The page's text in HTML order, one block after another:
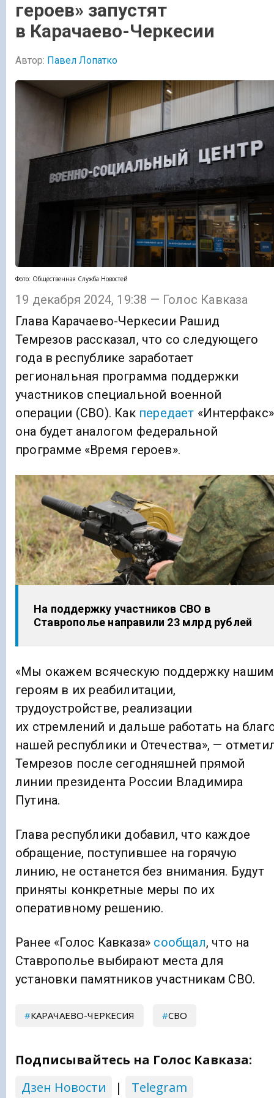
героев» запустят
в Карачаево-Черкесии
Автор: Павел Лопатко
Фото: Общественная Служба Новостей
19 декабря 2024, 19:38 — Голос Кавказа
Глава Карачаево-Черкесии Рашид
Темрезов рассказал, что со следующего
года в республике заработает
региональная программа поддержки
участников специальной военной
операции (СВО). Как передает
она будет аналогом федеральной
программе «Время героев».
На поддержку участников СВО в
Ставрополье направили 23 млрд рублей
«Мы окажем всяческую поддержку нашим
героям в их реабилитации,
трудоустройстве, реализации
их стремлений и дальше работать на
нашей республики и Отечества», —
Темрезов после сегодняшней прямой
линии президента России Владимира
Путина.
Глава республики добавил, что каждое
обращение, поступившее на горячую
линию, не останется без внимания. Будут
приняты конкретные меры по их
оперативному решению.
Ранее «Голос Кавказа» сообщал, что на
Ставрополье выбирают места для
установки памятников участникам СВО.
КАРАЧАЕВО-ЧЕРКЕСИЯ СВО
Подписывайтесь на Голос Кавказа:
Дзен Новости
| Telegram